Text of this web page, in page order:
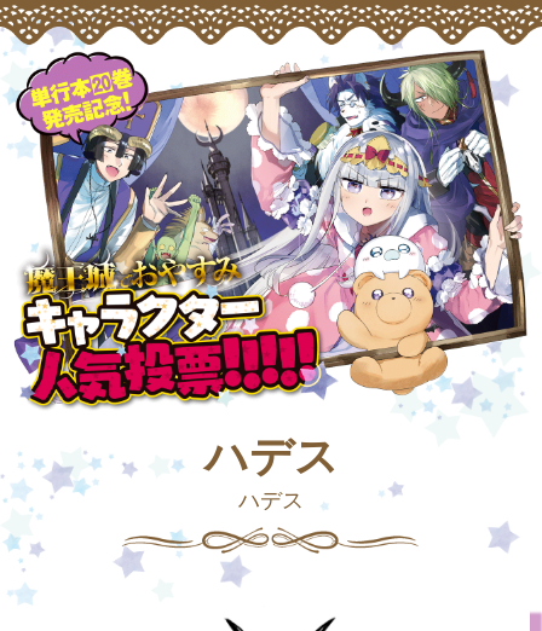
ハデス
ハデス